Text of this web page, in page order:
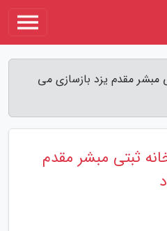
مبشر مقدم یزد بازسازی می
ثبتی مبشر مقدم